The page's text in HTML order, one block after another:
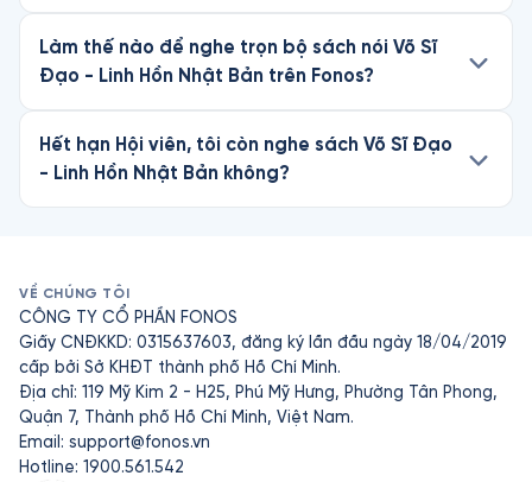
Làm thế nào để nghe trọn bộ sách nói Võ Sĩ
Đạo - Linh Hồn Nhật Bản trên Fonos?
Hết hạn Hội viên, tôi còn nghe sách Võ Sĩ Đạo
- Linh Hồn Nhật Bản không?
VỀ CHÚNG TÔI
CÔNG TY CỔ PHẦN FONOS
Giấy CNĐKKD: 0315637603, đăng ký lần đầu ngày 18/04/2019
cấp bởi Sở KHĐT thành phố Hồ Chí Minh.
Địa chỉ: 119 Mỹ Kim 2 - H25, Phú Mỹ Hưng, Phường Tân Phong,
Quận 7, Thành phố Hồ Chí Minh, Việt Nam.
Email: support@fonos.vn
Hotline: 1900.561.542